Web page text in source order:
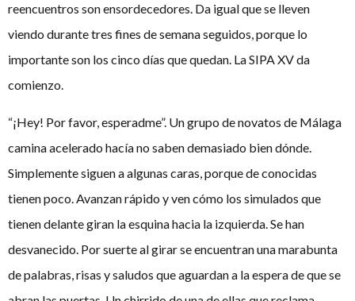
reencuentros son ensordecedores. Da igual que se lleven
viendo durante tres fines de semana seguidos, porque lo
importante son los cinco días que quedan. La SIPA XV da
comienzo.
“¡Hey! Por favor, esperadme”. Un grupo de novatos de Málaga
camina acelerado hacía no saben demasiado bien dónde.
Simplemente siguen a algunas caras, porque de conocidas
tienen poco. Avanzan rápido y ven cómo los simulados que
tienen delante giran la esquina hacia la izquierda. Se han
desvanecido. Por suerte al girar se encuentran una marabunta
de palabras, risas y saludos que aguardan a la espera de que se